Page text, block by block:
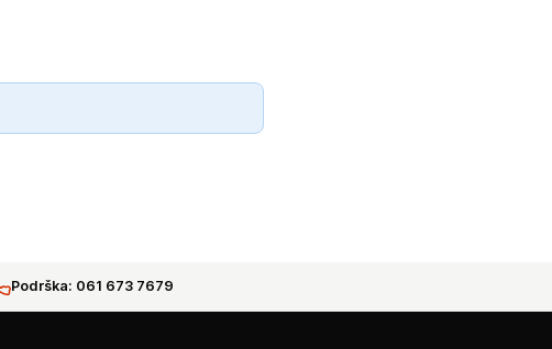
Podrška: 061 673 7679